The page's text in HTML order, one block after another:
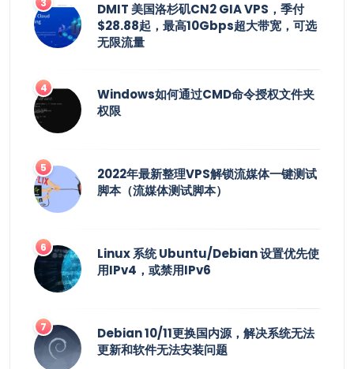
DMIT 美国洛杉矶CN2 GIA VPS，季付
$28.88起，最高10Gbps超大带宽，可选
无限流量
Windows如何通过CMD命令授权文件夹
权限
2022年最新整理VPS解锁流媒体一键测试
脚本（流媒体测试脚本）
Linux 系统 Ubuntu/Debian 设置优先使
用IPv4，或禁用IPv6
Debian 10/11更换国内源，解决系统无法
更新和软件无法安装问题